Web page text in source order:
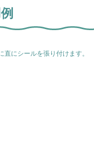
にシールを張り付けます。